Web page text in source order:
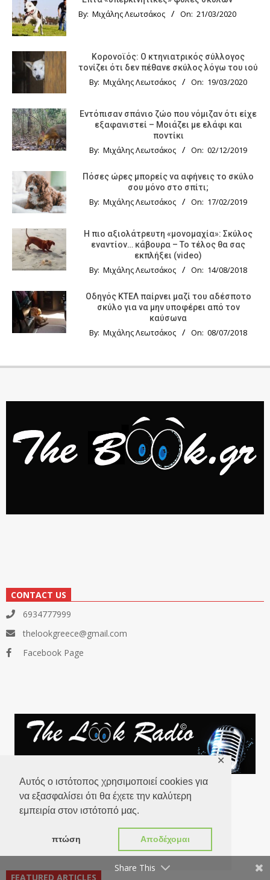
Αυτός ο ιστότοπος χρησιμοποιεί cookies για
να εξασφαλίσει ότι θα έχετε την καλύτερη
εμπειρία στον ιστότοπό μας.
πτώση Αποδέχομαι
✕
By: Μιχάλης Λεωτσάκος On: 21/03/2020
Κορονοϊός: Ο κτηνιατρικός σύλλογος
τονίζει ότι δεν πέθανε σκύλος λόγω του ιού
By: Μιχάλης Λεωτσάκος On: 19/03/2020
Εντόπισαν σπάνιο ζώο που νόμιζαν ότι είχε
εξαφανιστεί – Μοιάζει με ελάφι και
ποντίκι
By: Μιχάλης Λεωτσάκος On: 02/12/2019
Πόσες ώρες μπορείς να αφήνεις το σκύλο
σου μόνο στο σπίτι;
By: Μιχάλης Λεωτσάκος On: 17/02/2019
Η πιο αξιολάτρευτη «μονομαχία»: Σκύλος
εναντίον… κάβουρα – Το τέλος θα σας
εκπλήξει (video)
By: Μιχάλης Λεωτσάκος On: 14/08/2018
Οδηγός KTΕΛ παίρνει μαζί του αδέσποτο
σκύλο για να μην υποφέρει από τον
καύσωνα
By: Μιχάλης Λεωτσάκος On: 08/07/2018
CONTACT US
6934777999
thelookgreece@gmail.com
Facebook Page
FEATURED ARTICLES
Share This